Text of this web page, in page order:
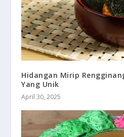
Hidangan Mirip
Yang Unik
April 30, 2025